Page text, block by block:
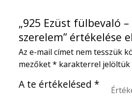
„925 Ezüst fülbevaló
szerelem” értékelése
Az e-mail címet nem tesszük
mezőket* karakterrel jelöltük
A te értékelésed *